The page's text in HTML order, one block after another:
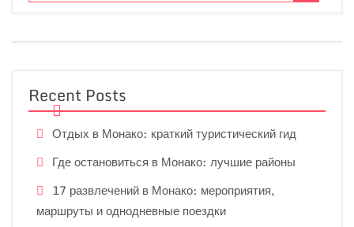
Recent Posts
Отдых в Монако: краткий туристический гид
Где остановиться в Монако: лучшие районы
17 развлечений в Монако: мероприятия,
маршруты и однодневные поездки